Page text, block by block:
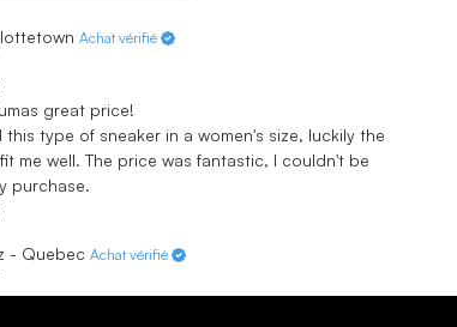
Achat vérifié
great price!
type of sneaker in a women's size, luckily the
me well. The price was fantastic, I couldn't be
purchase.
- Quebec Achat vérifié